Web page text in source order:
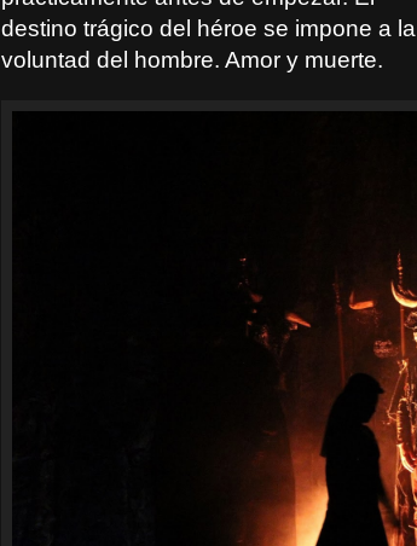
destino trágico del héroe se impone a la
voluntad del hombre. Amor y muerte.